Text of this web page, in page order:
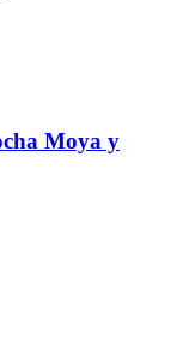
Moya y